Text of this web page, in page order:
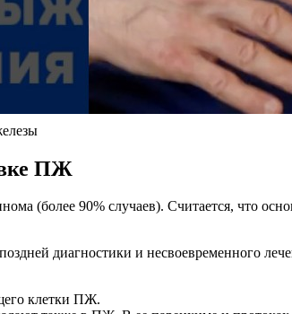
ПЖ
(более 90% случаев). Считается, что
диагностики и несвоевременного
клетки ПЖ.